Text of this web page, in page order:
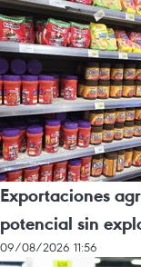
Exportaciones
potencial sin
09/08/2026 11:56